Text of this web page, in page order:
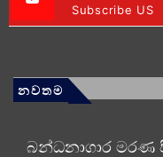
Subscribe US
නවතම
බන්ධනාගාර මරණ